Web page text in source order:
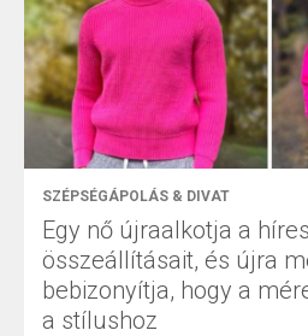
SZÉPSÉGÁPOLÁS & DIVAT
Egy nő újraalkotja a
összeállításait, és újra
bebizonyítja, hogy a
a stílushoz